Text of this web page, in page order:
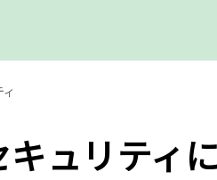
ュリティ